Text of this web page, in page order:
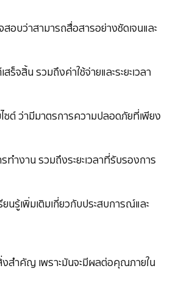
อบว่าสามารถสื่อสารอย่างชัดเจนและ
จสิ้น รวมถึงค่าใช้จ่ายและระยะเวลา
ต์ ว่ามีมาตรการความปลอดภัยที่เพียง
ำงาน รวมถึงระยะเวลาที่รับรองการ
นรู้เพิ่มเติมเกี่ยวกับประสบการณ์และ
งสำคัญ เพราะมันจะมีผลต่อคุณภายใน